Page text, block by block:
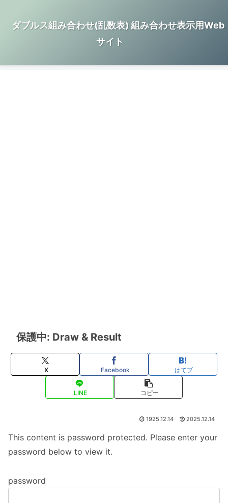
ダブルス組み合わせ(乱数表) 組み合わせ表示用Web
サイト
保護中: Draw & Result
X Facebook はてブ
LINE コピー
1925.12.14 2025.12.14
This content is password protected. Please enter your
password below to view it.
password